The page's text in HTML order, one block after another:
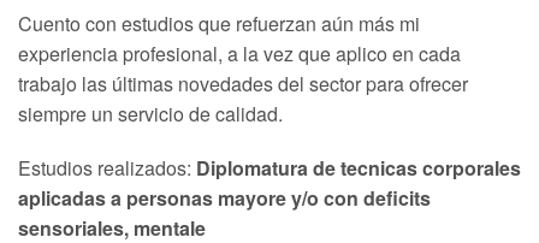
Cuento con estudios que refuerzan aún más mi
experiencia profesional, a la vez que aplico en cada
trabajo las últimas novedades del sector para ofrecer
siempre un servicio de calidad.
Estudios realizados: Diplomatura de tecnicas corporales
aplicadas a personas mayore y/o con deficits
sensoriales, mentale